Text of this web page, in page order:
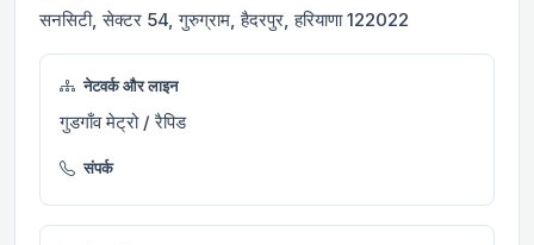
सनसिटी, सेक्टर 54, गुरुग्राम, हैदरपुर, हरियाणा 122022
नेटवर्क और लाइन
गुडगाँव मेट्रो / रैपिड
संपर्क